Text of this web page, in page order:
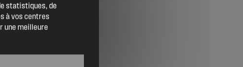
Trouver un artisan
Devenir adhérent
Espace adhérent
statistiques, de
à vos centres
une meilleure